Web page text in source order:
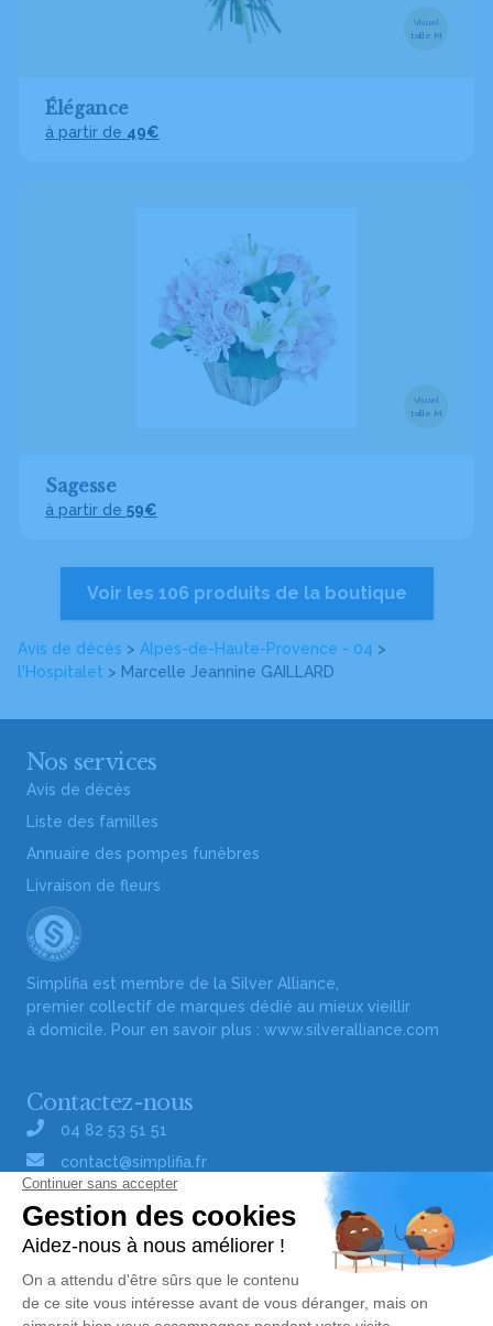
Avis de décès > Alpes-de-Haute-Provence - 04 >
l'Hospitalet > Marcelle Jeannine GAILLARD
Visuel
taille M
Élégance
à partir de 49€
Visuel
taille M
Sagesse
à partir de 59€
Voir les 106 produits de la boutique
Nos services
Avis de décès
Liste des familles
Annuaire des pompes funèbres
Livraison de fleurs
Simplifia est membre de la Silver Alliance,
premier collectif de marques dédié au mieux vieillir
à domicile. Pour en savoir plus : www.silveralliance.com
Contactez-nous
04 82 53 51 51
contact@simplifia.fr
Réseaux sociaux